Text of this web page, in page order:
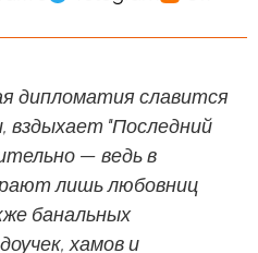
дипломатия славится
вздыхает "Последний
— ведь в
лишь любовниц
банальных
хамов и